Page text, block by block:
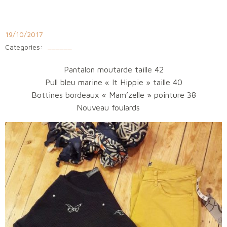
19/10/2017
Categories:
Pantalon moutarde taille 42
Pull bleu marine « It Hippie » taille 40
Bottines bordeaux « Mam’zelle » pointure 38
Nouveau foulards